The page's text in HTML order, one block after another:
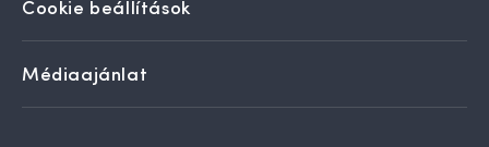
Cookie beállítások
Médiaajánlat